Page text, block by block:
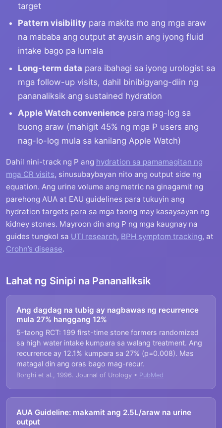
target
Pattern visibility para makita mo ang mga araw
na mababa ang output at ayusin ang iyong fluid
intake bago pa lumala
Long-term data para ibahagi sa iyong urologist sa
mga follow-up visits, dahil binibigyang-diin ng
pananaliksik ang sustained hydration
Apple Watch convenience para mag-log sa
buong araw (mahigit 45% ng mga P users ang
nag-lo-log mula sa kanilang Apple Watch)
Dahil nini-track ng P ang hydration sa pamamagitan ng
mga CR visits, sinusubaybayan nito ang output side ng
equation. Ang urine volume ang metric na ginagamit ng
parehong AUA at EAU guidelines para tukuyin ang
hydration targets para sa mga taong may kasaysayan ng
kidney stones. Mayroon din ang P ng mga kaugnay na
guides tungkol sa UTI research, BPH symptom tracking, at
Crohn’s disease.
Lahat ng Sinipi na Pananaliksik
Ang dagdag na tubig ay nagbawas ng recurrence
mula 27% hanggang 12%
5-taong RCT: 199 first-time stone formers randomized
sa high water intake kumpara sa walang treatment. Ang
recurrence ay 12.1% kumpara sa 27% (p=0.008). Mas
matagal din ang oras bago mag-recur.
Borghi et al., 1996. Journal of Urology • PubMed
AUA Guideline: makamit ang 2.5L/araw na urine
output